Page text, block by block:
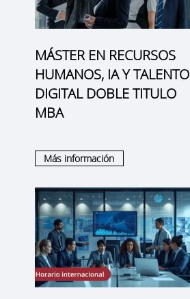
MÁSTER EN RECURSOS
HUMANOS, IA Y TALENTO
DIGITAL DOBLE TITULO
MBA
Más información